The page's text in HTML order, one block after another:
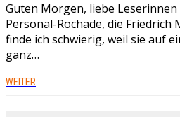
Guten Morgen, liebe Leserinnen
Personal-Rochade, die
finde ich schwierig, weil sie auf
ganz…
WEITER